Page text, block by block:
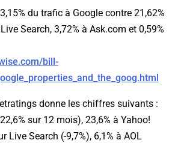
du trafic à Google contre 21,62%
Search, 3,72% à Ask.com et 0,59%
bill-
donne les chiffres suivants :
sur 12 mois), 23,6% à Yahoo!
Live Search (-9,7%), 6,1% à AOL